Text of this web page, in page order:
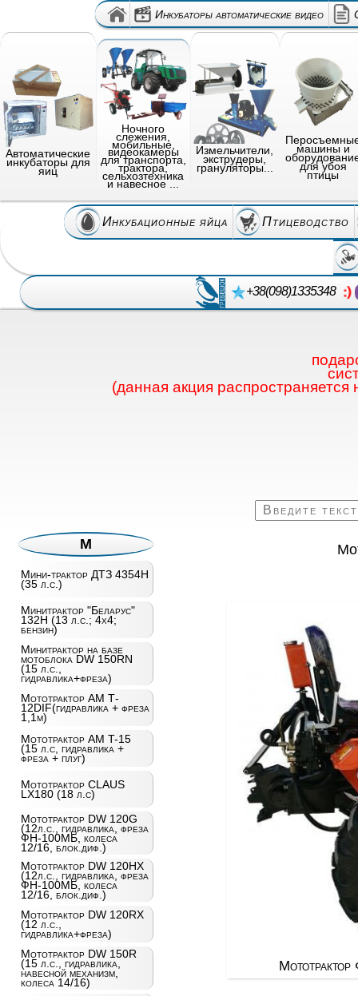
Инкубаторы автоматические видео
Автоматические
инкубаторы для
яиц
Ночного
слежения,
мобильные,
видеокамеры
для транспорта,
трактора,
сельхозтехника
и навесное ...
Измельчители,
экструдеры,
грануляторы...
машины и
для убоя
птицы
Инкубационные яйца Птицеводство
+38(098)1335348
(данная акция
М
Мини-трактор ДТЗ 4354H
(35 л.с.)
Минитрактор "Беларус"
132Н (13 л.с.; 4х4;
бензин)
Минитрактор на базе
мотоблока DW 150RN
(15 л.с.,
гидравлика+фреза)
Мототрактор AM T­
12DIF(гидравлика + фреза
1,1м)
Мототрактор AM T-15
(15 л.с, гидравлика +
фреза + плуг)
Мототрактор CLAUS
LX180 (18 л.с)
Мототрактор DW 120G
(12л.с., гидравлика, фреза
ФН-100МБ, колеса
12/16, блок.диф.)
Мототрактор DW 120HX
(12л.с., гидравлика, фреза
ФН-100МБ, колеса
12/16, блок.диф.)
Мототрактор DW 120RX
(12 л.с.,
гидравлика+фреза)
Мототрактор DW 150R
(15 л.с., гидравлика,
навесной механизм,
колеса 14/16)